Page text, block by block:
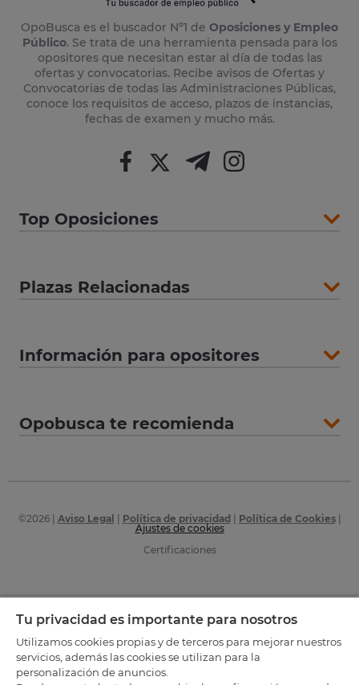
OpoBusca es el buscador Nº1 de Oposiciones y Empleo
Público. Se trata de una herramienta pensada para los
opositores que necesitan estar al día de todas las
ofertas y convocatorias. Recibe avisos de Ofertas y
Convocatorias de todas las Administraciones Públicas,
conoce los requisitos de acceso, plazos de instancias,
fechas de examen y mucho más.
Top Oposiciones
Plazas Relacionadas
Información para opositores
Opobusca te recomienda
©2026| Aviso Legal Política de privacidad Política de Cookies|
Ajustes de cookies
Certificaciones
Tu privacidad es importante para nosotros
Utilizamos cookies propias y de terceros para mejorar nuestros
servicios, además las cookies se utilizan para la
personalización de anuncios.